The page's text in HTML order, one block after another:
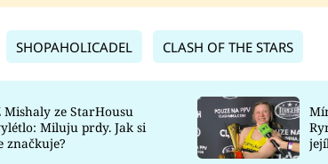
SHOPAHOLICADEL CLASH OF THE STARS
Mishaly ze StarHousu
Miluju prdy. Jak si
značkuje?